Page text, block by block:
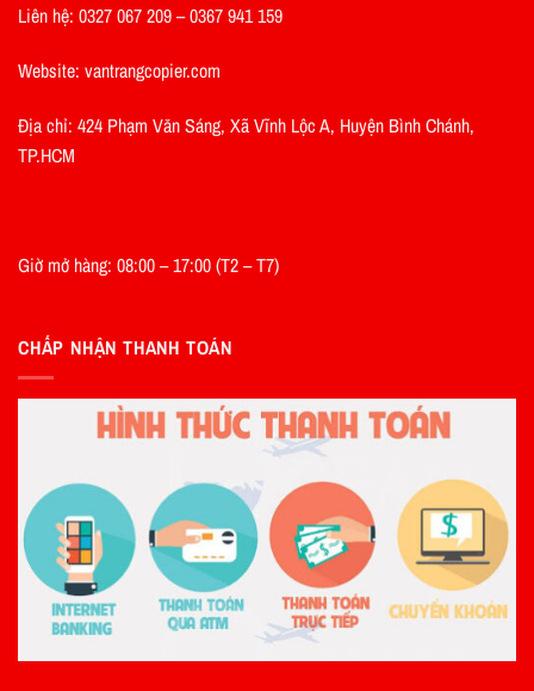
Liên hệ: 0327 067 209 – 0367 941 159
Website: vantrangcopier.com
Địa chỉ: 424 Phạm Văn Sáng, Xã Vĩnh Lộc A, Huyện Bình Chánh,
TP.HCM
Giờ mở hàng: 08:00 – 17:00 (T2 – T7)
CHẤP NHẬN THANH TOÁN